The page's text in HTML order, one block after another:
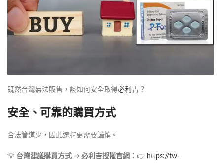
既然台灣無法販售，該如何安全取得必利吉 ？
安全、可靠的購買方式
合法管道少，因此選擇更需要謹慎。
💡 台灣建議購買方式 → 必利吉授權官網： 👉 https://tw-